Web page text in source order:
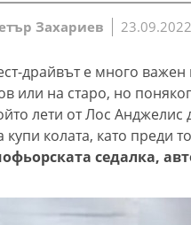
Захариев
драйвът е много
или на старо, но
лети от Лос
купи колата, като преди
седалка,